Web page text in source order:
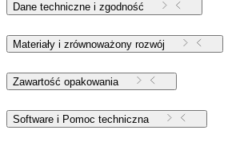
Dane techniczne i zgodność
Materiały i zrównoważony rozwój
Zawartość opakowania
Software i Pomoc techniczna